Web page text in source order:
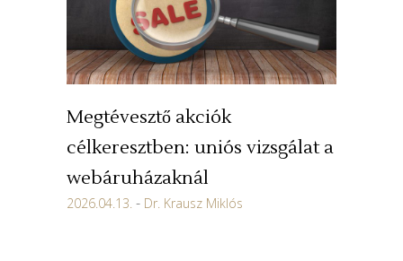
Megtévesztő akciók
célkeresztben: uniós vizsgálat a
webáruházaknál
2026.04.13. Dr. Krausz Miklós